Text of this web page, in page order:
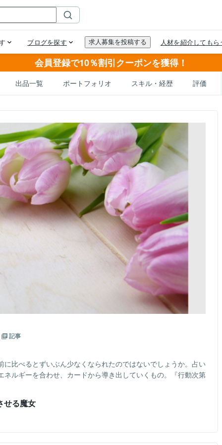
会員登録で10％割引クーポンを獲得！
出品一覧 ポートフォリオ スキル・経歴 評価
記事
比べるとずいぶん少なくなられたのではないでしょうか。占い
ルギーを合わせ、カードから導き出していくもの。『行動次第
せる魔女